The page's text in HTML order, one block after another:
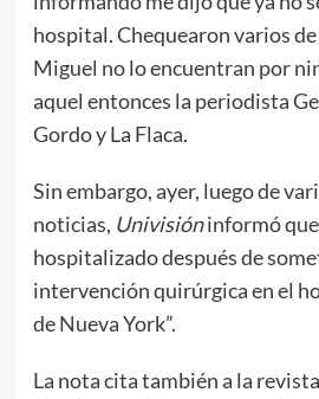
hospital. Chequearon varios de
Miguel no lo encuentran por
aquel entonces la periodista
Gordo y La Flaca.
Sin embargo, ayer, luego de
noticias, Univisióninformó
hospitalizado después de
intervención quirúrgica en el
de Nueva York”.
La nota cita también a la